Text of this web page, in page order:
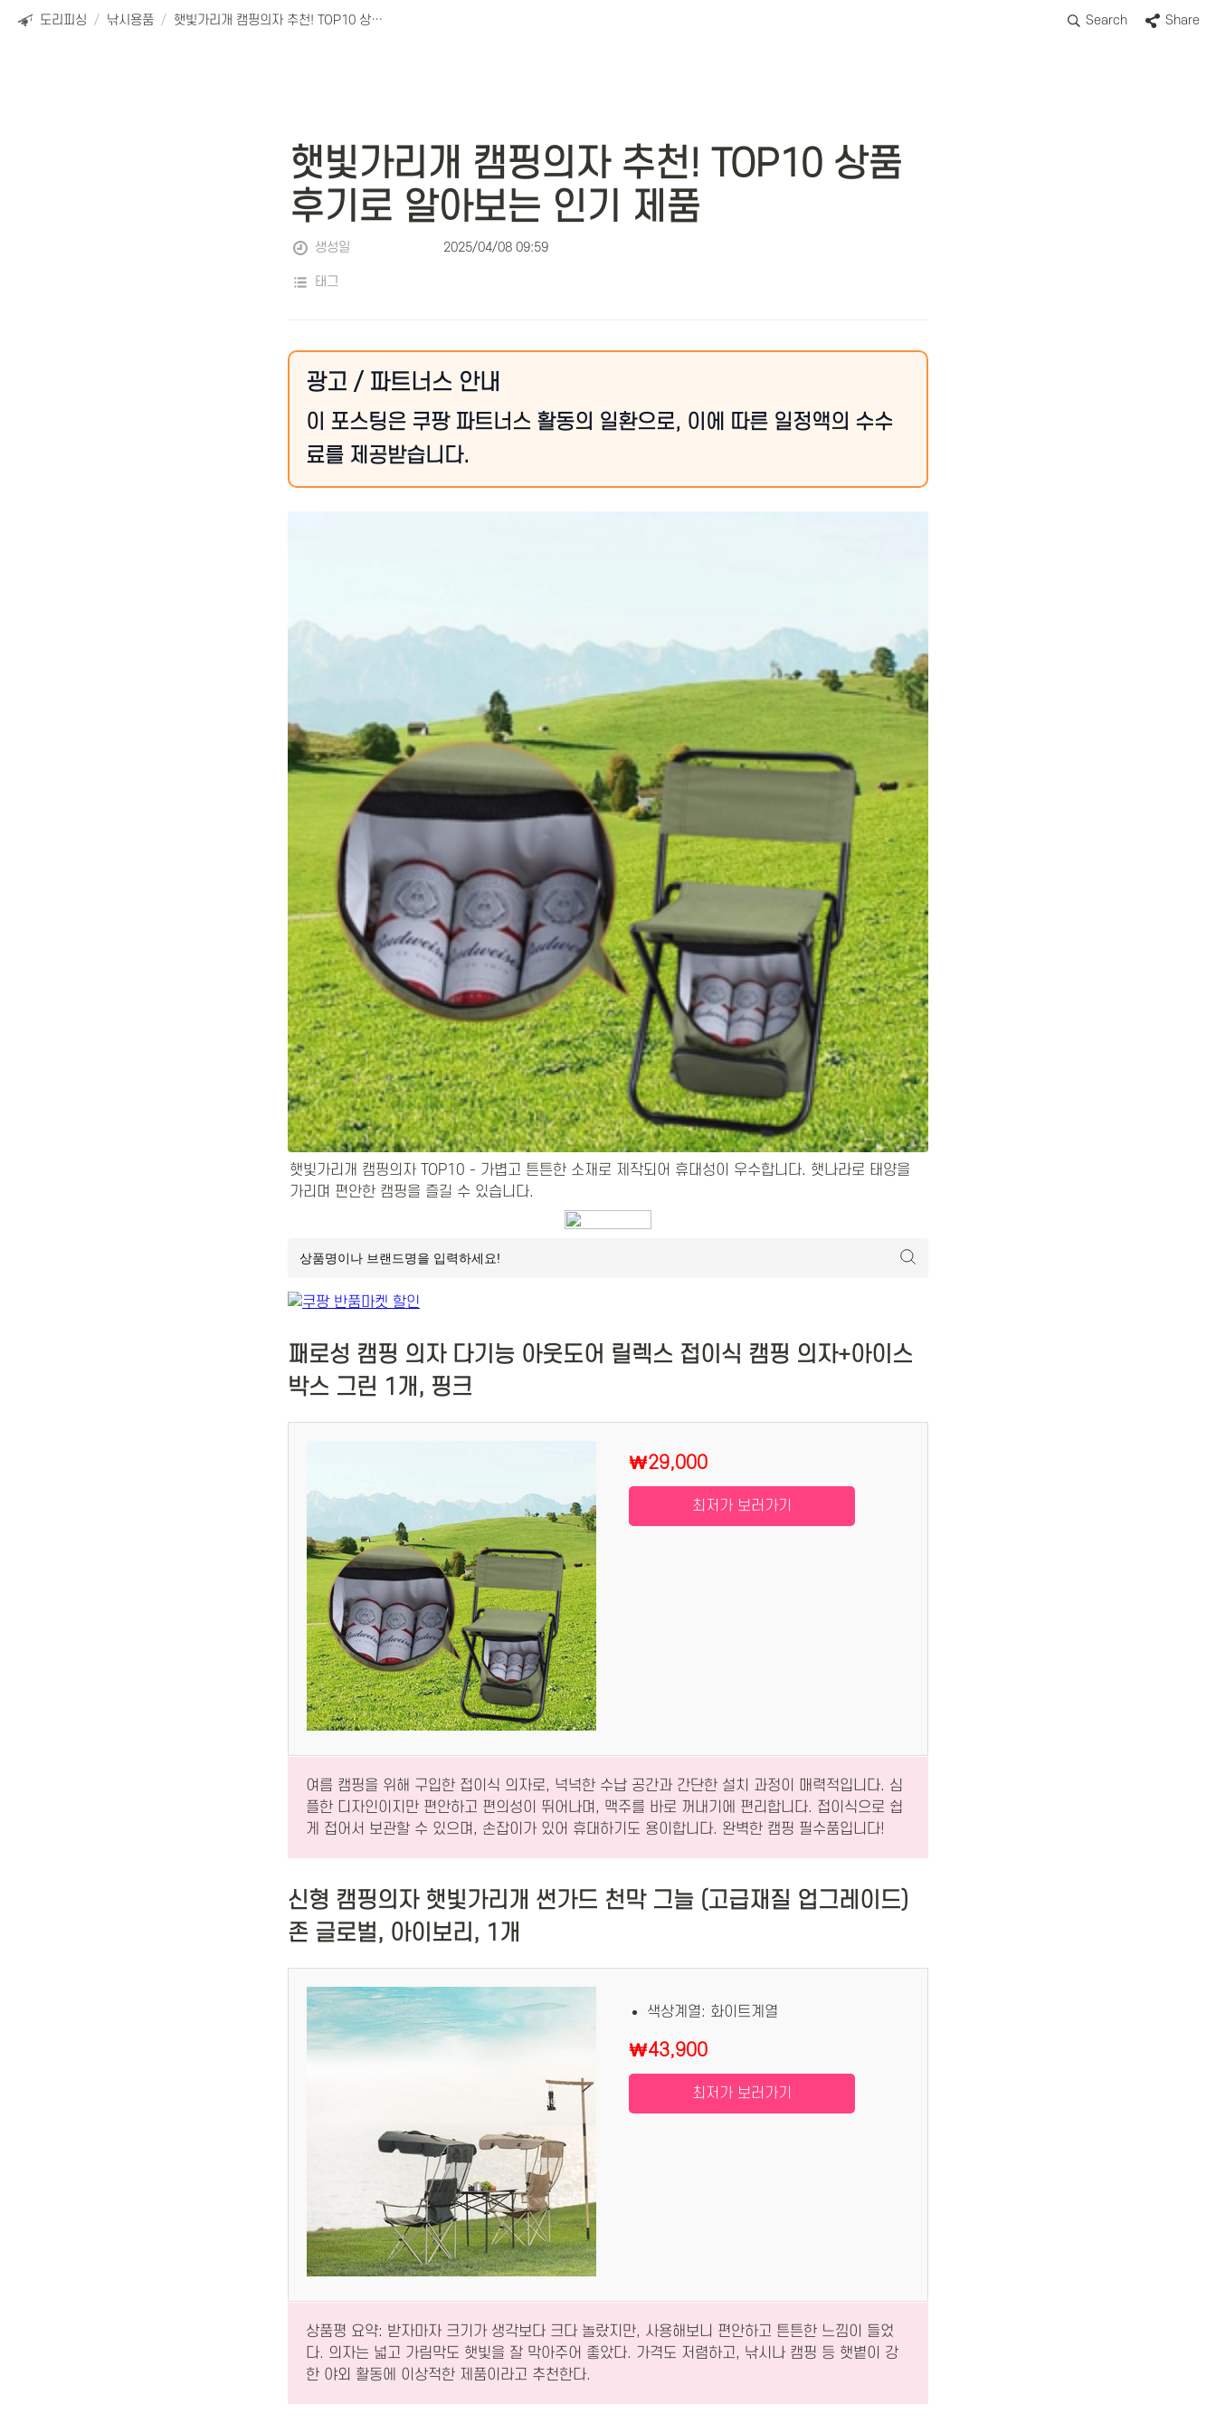
도리피싱 / 낚시용품 / 햇빛가리개 캠핑의자 추천! TOP10 상품 후기로 알아보는 인기 제품 Search Share
햇빛가리개 캠핑의자 추천! TOP10 상품
후기로 알아보는 인기 제품
생성일 2025/04/08 09:59
태그
광고 / 파트너스 안내
이 포스팅은 쿠팡 파트너스 활동의 일환으로, 이에 따른 일정액의 수수
료를 제공받습니다.
햇빛가리개 캠핑의자 TOP10 - 가볍고 튼튼한 소재로 제작되어 휴대성이 우수합니다. 햇나라로 태양을
가리며 편안한 캠핑을 즐길 수 있습니다.
패로성 캠핑 의자 다기능 아웃도어 릴렉스 접이식 캠핑 의자+아이스
박스 그린 1개, 핑크
₩29,000
최저가 보러가기
여름 캠핑을 위해 구입한 접이식 의자로, 넉넉한 수납 공간과 간단한 설치 과정이 매력적입니다. 심
플한 디자인이지만 편안하고 편의성이 뛰어나며, 맥주를 바로 꺼내기에 편리합니다. 접이식으로 쉽
게 접어서 보관할 수 있으며, 손잡이가 있어 휴대하기도 용이합니다. 완벽한 캠핑 필수품입니다!
신형 캠핑의자 햇빛가리개 썬가드 천막 그늘 (고급재질 업그레이드)
존 글로벌, 아이보리, 1개
색상계열: 화이트계열
₩43,900
최저가 보러가기
상품평 요약: 받자마자 크기가 생각보다 크다 놀랐지만, 사용해보니 편안하고 튼튼한 느낌이 들었
다. 의자는 넓고 가림막도 햇빛을 잘 막아주어 좋았다. 가격도 저렴하고, 낚시나 캠핑 등 햇볕이 강
한 야외 활동에 이상적한 제품이라고 추천한다.